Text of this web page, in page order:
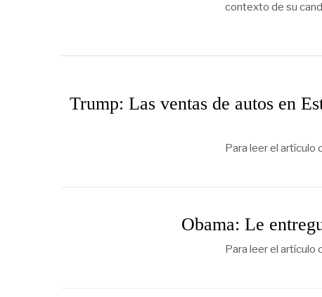
contexto de su
Trump: Las ventas de autos en
Para leer el artículo
Obama: Le
Para leer el artículo